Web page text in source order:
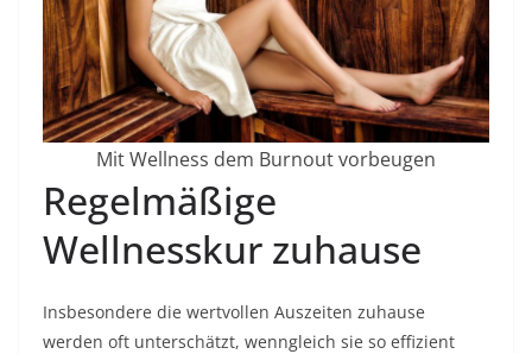
Mit Wellness dem Burnout vorbeugen
Regelmäßige
Wellnesskur zuhause
Insbesondere die wertvollen Auszeiten zuhause
werden oft unterschätzt, wenngleich sie so effizient